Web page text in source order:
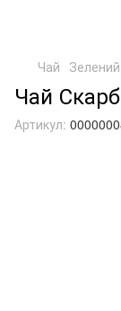
Чай Зелений
Чай
Артикул: